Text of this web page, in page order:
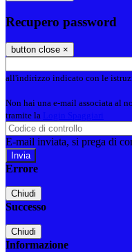
Recupero password
button close ×
all'indirizzo indicato con le
Non hai una e-mail associata al
tramite la
E-mail inviata, si prega di
Errore
Chiudi
Successo
Chiudi
Informazione